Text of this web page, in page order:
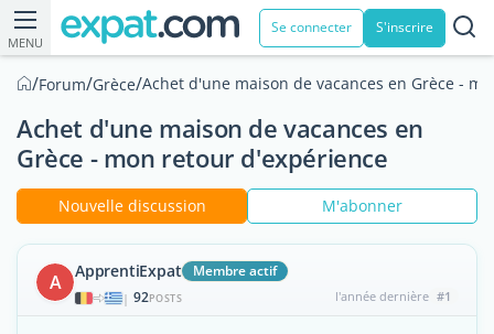
MENU
Se connecter S'inscrire
/Forum/Grèce/Achet d'une maison de vacances en Grèce -
Achet d'une maison de vacances en
Grèce - mon retour d'expérience
Nouvelle discussion M'abonner
A ApprentiExpat Membre actif
| 92POSTS l'année dernière #1